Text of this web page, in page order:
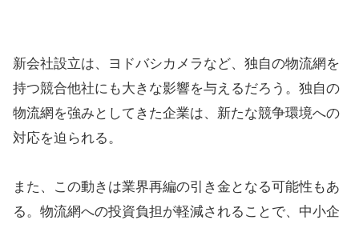
新会社設立は、ヨドバシカメラなど、独自の物流網を
持つ競合他社にも大きな影響を与えるだろう。独自の
物流網を強みとしてきた企業は、新たな競争環境への
対応を迫られる。
また、この動きは業界再編の引き金となる可能性もあ
る。物流網への投資負担が軽減されることで、中小企